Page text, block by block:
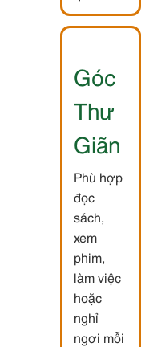
Góc
Thư
Giãn
Phù hợp
đọc
sách,
xem
phim,
làm việc
hoặc
nghỉ
ngơi mỗi